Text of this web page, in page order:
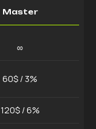
Master
∞
60$ / 3%
120$ / 6%